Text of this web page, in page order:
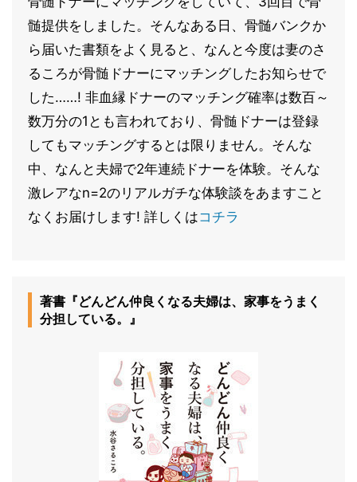
髄提供をしました。そんなある日、骨髄バンクか
ら届いた書類をよく見ると、なんと今度は妻のさ
るころが骨髄ドナーにマッチングしたお知らせで
した……! 非血縁ドナーのマッチング確率は数百～
数万分の1とも言われており、骨髄ドナーは登録
してもマッチングするとは限りません。そんな
中、なんと夫婦で2年連続ドナーを体験。そんな
激レアなn=2のリアルガチな体験談をあますこと
なくお届けします! 詳しくはコチラ
著書『どんどん仲良くなる夫婦は、家事をうまく
分担している。』